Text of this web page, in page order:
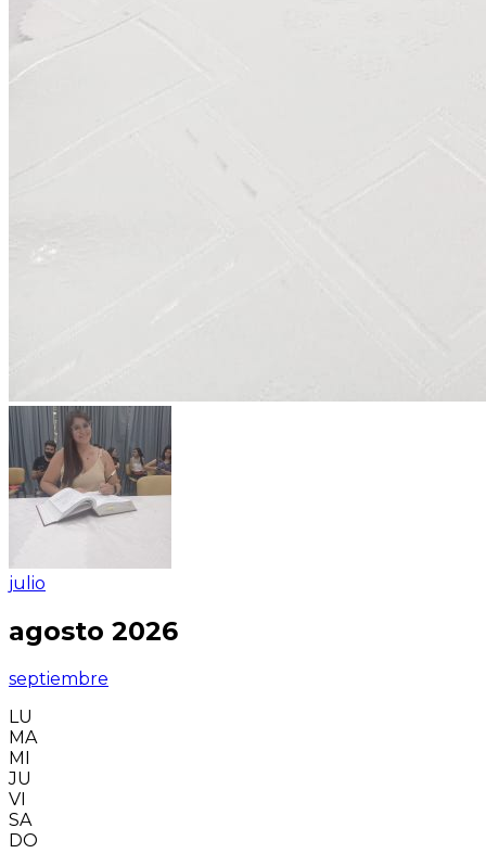
julio
agosto 2026
septiembre
LU
MA
MI
JU
VI
SA
DO